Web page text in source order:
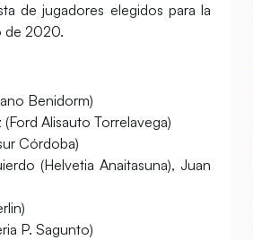
de jugadores elegidos para la
de 2020.
Benidorm)
Alisauto Torrelavega)
Córdoba)
(Helvetia Anaitasuna), Juan
P. Sagunto)